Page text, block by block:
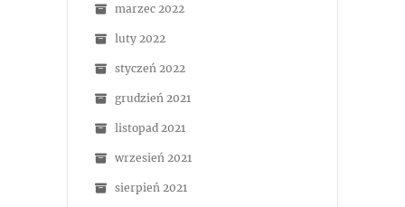
marzec 2022
luty 2022
styczeń 2022
grudzień 2021
listopad 2021
wrzesień 2021
sierpień 2021